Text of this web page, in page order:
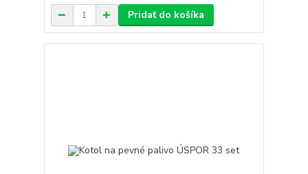
Pridať do košíka